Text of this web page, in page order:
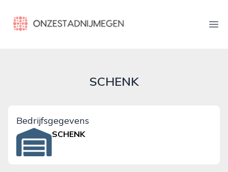
onzestadnijmegen.nl
SCHENK
Bedrijfsgegevens
SCHENK